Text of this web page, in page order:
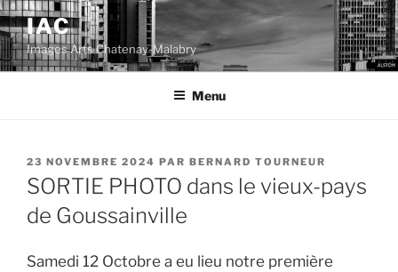
Aller
au
contenu
principal
IAC
Images Arts Chatenay-Malabry
Menu
PUBLIÉ
LE
23 NOVEMBRE 2024 PAR BERNARD TOURNEUR
SORTIE PHOTO dans le vieux-pays
de Goussainville
Samedi 12 Octobre a eu lieu notre première